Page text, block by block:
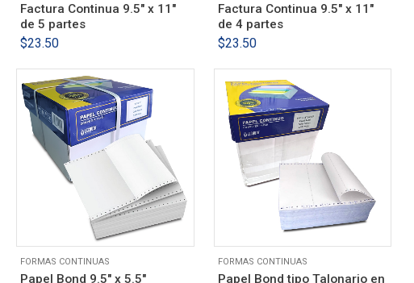
Factura Continua 9.5″ x 11″
de 5 partes
$23.50
Factura Continua 9.5″ x 11″
de 4 partes
$23.50
FORMAS CONTINUAS
Papel Bond 9.5″ x 5.5″
FORMAS CONTINUAS
Papel Bond tipo Talonario en